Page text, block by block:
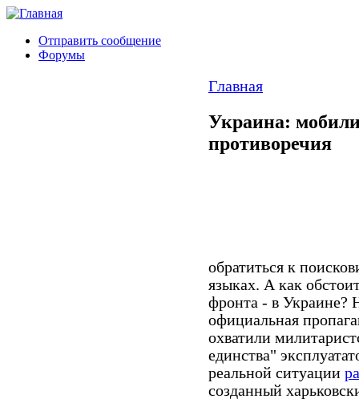
Отправить сообщение
Форумы
Главная
Украина:
противоречия
обратиться к
языках. А как
фронта - в Украине?
официальная
охватили
единства"
реальной ситуации
созданный